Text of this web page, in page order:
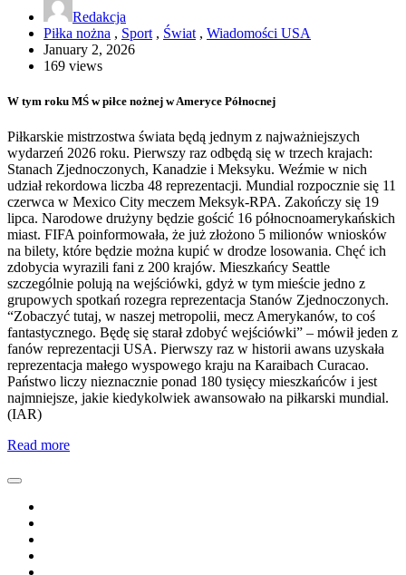
Redakcja
Piłka nożna , Sport , Świat , Wiadomości USA
January 2, 2026
169 views
W tym roku MŚ w piłce nożnej w Ameryce Północnej
Piłkarskie mistrzostwa świata będą jednym z najważniejszych
wydarzeń 2026 roku. Pierwszy raz odbędą się w trzech krajach:
Stanach Zjednoczonych, Kanadzie i Meksyku. Weźmie w nich
udział rekordowa liczba 48 reprezentacji. Mundial rozpocznie się 11
czerwca w Mexico City meczem Meksyk-RPA. Zakończy się 19
lipca. Narodowe drużyny będzie gościć 16 północnoamerykańskich
miast. FIFA poinformowała, że już złożono 5 milionów wniosków
na bilety, które będzie można kupić w drodze losowania. Chęć ich
zdobycia wyrazili fani z 200 krajów. Mieszkańcy Seattle
szczególnie polują na wejściówki, gdyż w tym mieście jedno z
grupowych spotkań rozegra reprezentacja Stanów Zjednoczonych.
“Zobaczyć tutaj, w naszej metropolii, mecz Amerykanów, to coś
fantastycznego. Będę się starał zdobyć wejściówki” – mówił jeden z
fanów reprezentacji USA. Pierwszy raz w historii awans uzyskała
reprezentacja małego wyspowego kraju na Karaibach Curacao.
Państwo liczy nieznacznie ponad 180 tysięcy mieszkańców i jest
najmniejsze, jakie kiedykolwiek awansowało na piłkarski mundial.
(IAR)
Read more